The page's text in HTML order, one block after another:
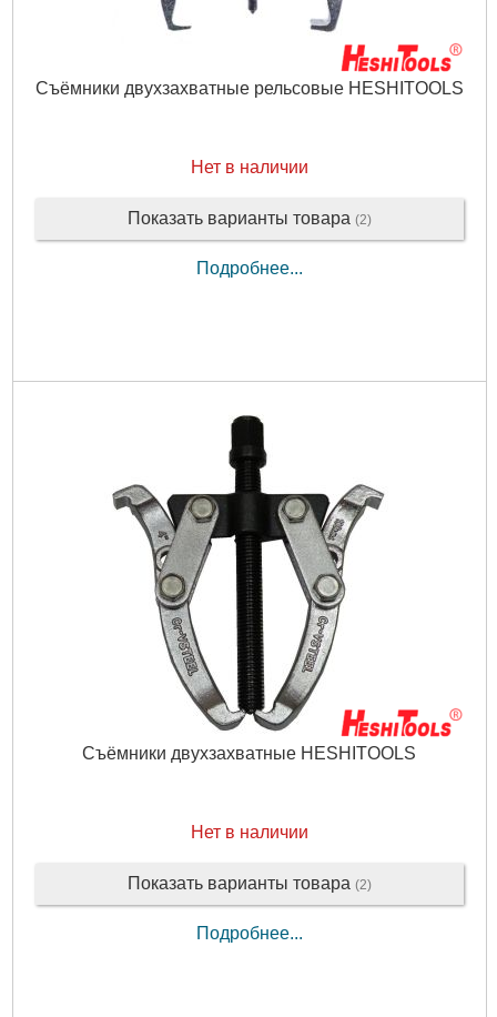
Съёмники двухзахватные рельсовые HESHITOOLS
Нет в наличии
Показать варианты товара (2)
Подробнее...
Съёмники двухзахватные HESHITOOLS
Нет в наличии
Показать варианты товара (2)
Подробнее...